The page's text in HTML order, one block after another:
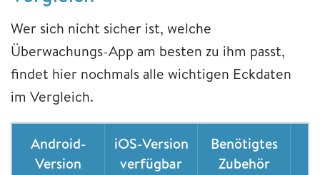
Wer sich nicht sicher ist, welche
Überwachungs-App am besten zu ihm passt,
findet hier nochmals alle wichtigen Eckdaten
im Vergleich.
Android-
Version
iOS-Version
verfügbar
Benötigtes
Zubehör